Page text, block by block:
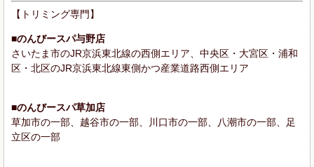
【トリミング専門】
■のんびースパ与野店
さいたま市のJR京浜東北線の西側エリア、中央区・大宮区・浦和
区・北区のJR京浜東北線東側かつ産業道路西側エリア
■のんびースパ草加店
草加市の一部、越谷市の一部、川口市の一部、八潮市の一部、足
立区の一部